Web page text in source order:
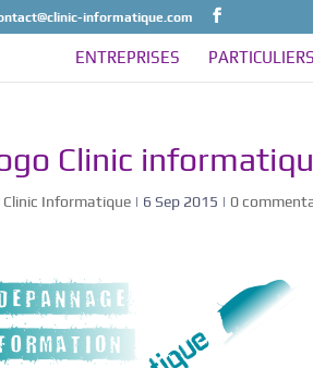
informatique.com
ENTREPRISES PARTICULIERS
Clinic
Clinic Informatique | 6 Sep 2015 | 0